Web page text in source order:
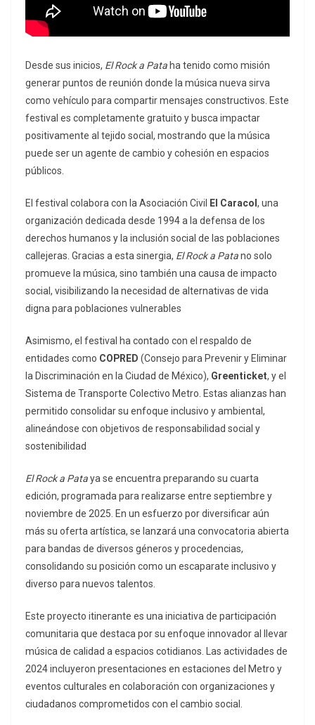
Desde sus inicios, El Rock a Pata ha tenido como misión
generar puntos de reunión donde la música nueva sirva
como vehículo para compartir mensajes constructivos. Este
festival es completamente gratuito y busca impactar
positivamente al tejido social, mostrando que la música
puede ser un agente de cambio y cohesión en espacios
públicos.
El festival colabora con la Asociación Civil El Caracol , una
organización dedicada desde 1994 a la defensa de los
derechos humanos y la inclusión social de las poblaciones
callejeras. Gracias a esta sinergia, El Rock a Patano solo
promueve la música, sino también una causa de impacto
social, visibilizando la necesidad de alternativas de vida
digna para poblaciones vulnerables​
Asimismo, el festival ha contado con el respaldo de
entidades como COPRED (Consejo para Prevenir y Eliminar
la Discriminación en la Ciudad de México), Greenticket, y el
Sistema de Transporte Colectivo Metro. Estas alianzas han
permitido consolidar su enfoque inclusivo y ambiental,
alineándose con objetivos de responsabilidad social y
sostenibilidad​
El Rock a Pataya se encuentra preparando su cuarta
edición, programada para realizarse entre septiembre y
noviembre de 2025. En un esfuerzo por diversificar aún
más su oferta artística, se lanzará una convocatoria abierta
para bandas de diversos géneros y procedencias,
consolidando su posición como un escaparate inclusivo y
diverso para nuevos talentos.
Este proyecto itinerante es una iniciativa de participación
comunitaria que destaca por su enfoque innovador al llevar
música de calidad a espacios cotidianos. Las actividades de
2024 incluyeron presentaciones en estaciones del Metro y
eventos culturales en colaboración con organizaciones y
ciudadanos comprometidos con el cambio social​.